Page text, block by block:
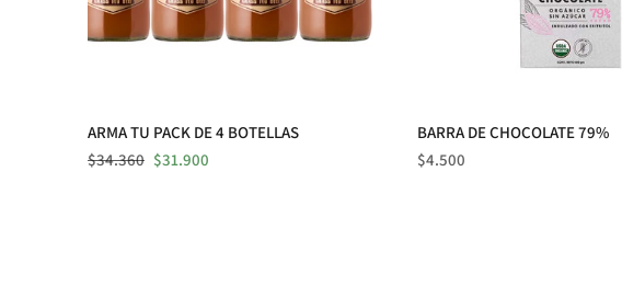
ARMA TU PACK DE 4 BOTELLAS
Precio
$34.360 Precio
$31.900
BARRA DE CHOCOLATE 79%
Precio
$4.500